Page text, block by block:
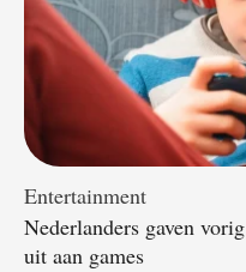
Entertainment
Nederlanders gaven
uit aan games